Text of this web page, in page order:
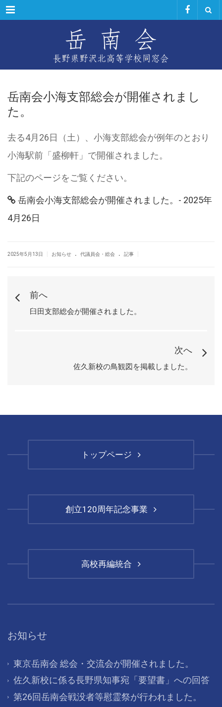
Menu
岳南会小海支部総会が開催されまし
た。
去る4月26日（土）、小海支部総会が例年のとおり
小海駅前「盛柳軒」で開催されました。
下記のページをご覧ください。
岳南会小海支部総会が開催されました。- 2025年
4月26日
2025年5月13日 お知らせ . 代議員会・総会 . 記事
前へ
臼田支部総会が開催されました。
次へ
佐久新校の鳥観図を掲載しました。
トップページ
創立120周年記念事業
高校再編統合
お知らせ
東京岳南会 総会・交流会が開催されました。
佐久新校に係る長野県知事宛「要望書」への回答
第26回岳南会戦没者等慰霊祭が行われました。